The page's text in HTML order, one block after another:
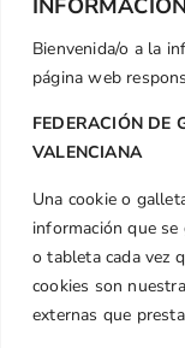
Bienvenida/o a la
página web
FEDERACIÓN DE
VALENCIANA
Una cookie o
información que
o tableta cada vez
cookies son
externas que
Centre de
Caballero,